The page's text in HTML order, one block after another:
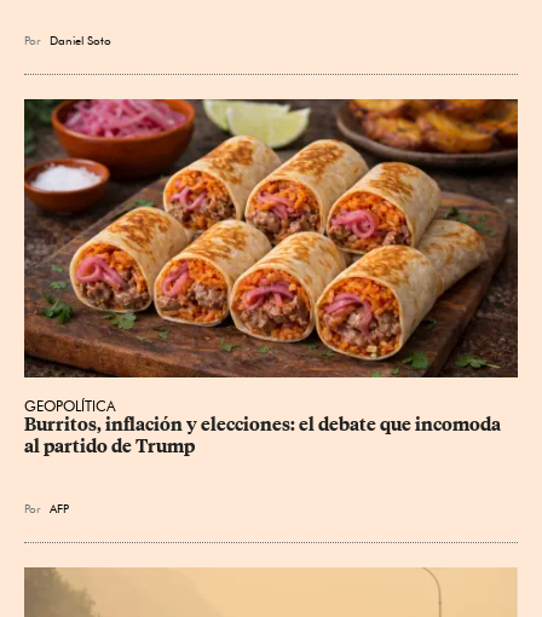
Por Daniel Soto
GEOPOLÍTICA
Burritos, inflación y elecciones: el debate que incomoda
al partido de Trump
Por AFP